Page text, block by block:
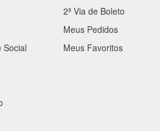
Social
2ª Via de Boleto
Meus Pedidos
Meus Favoritos